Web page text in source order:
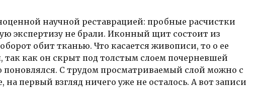
научной реставрацией: пробные расчистки
экспертизу не брали. Иконный щит состоит из
обит тканью. Что касается живописи, то о ее
так как он скрыт под толстым слоем почерневшей
С трудом просматриваемый слой можно с
первый взгляд ничего уже не осталось. А вот записи